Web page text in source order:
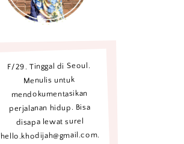
F/29. Tinggal di Seoul.
Menulis untuk
mendokumentasikan
perjalanan hidup. Bisa
disapa lewat surel
hello.khodijah@gmail.com.